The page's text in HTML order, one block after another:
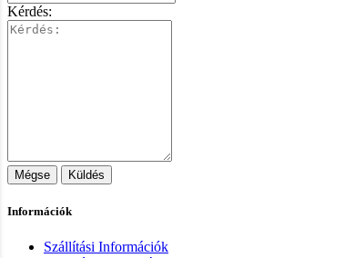
Kérdés:
Mégse Küldés
Információk
Szállítási Információk